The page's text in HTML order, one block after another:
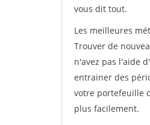
vous dit tout.
Les meilleures
Trouver de
n'avez pas l'aide
entrainer des
votre portefeuille
plus facilement.